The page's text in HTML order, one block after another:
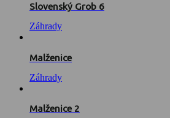
Slovenský Grob 6
Záhrady
Malženice
Záhrady
Malženice 2